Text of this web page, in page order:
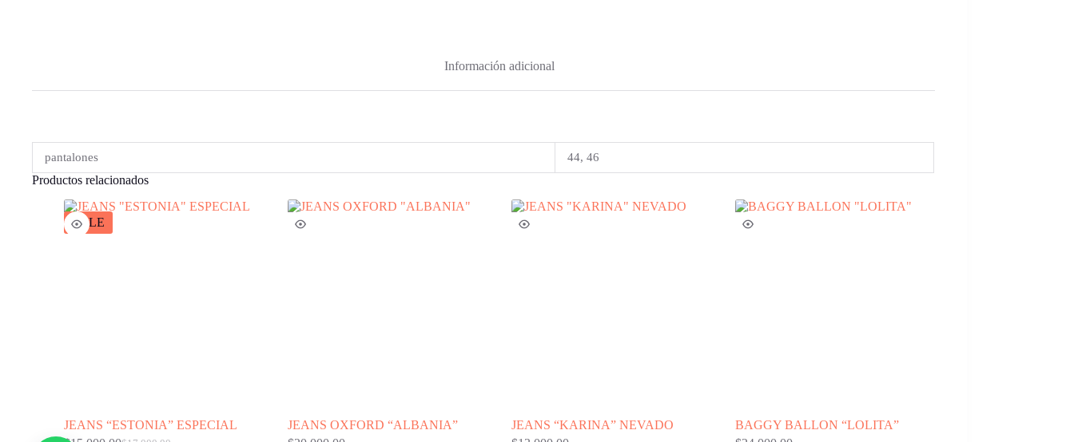
Información adicional
pantalones 44, 46
Productos relacionados
SALE
JEANS “ESTONIA” ESPECIAL
JEANS OXFORD “ALBANIA”
JEANS “KARINA” NEVADO
BAGGY BALLON “LOLITA”